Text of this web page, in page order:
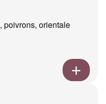
poivrons, orientale